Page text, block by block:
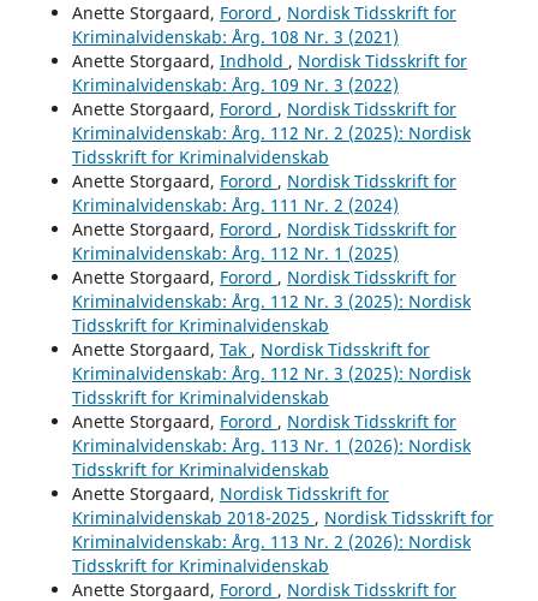
Anette Storgaard, Forord , Nordisk Tidsskrift for
Kriminalvidenskab: Årg. 108 Nr. 3 (2021)
Anette Storgaard, Indhold , Nordisk Tidsskrift for
Kriminalvidenskab: Årg. 109 Nr. 3 (2022)
Anette Storgaard, Forord , Nordisk Tidsskrift for
Kriminalvidenskab: Årg. 112 Nr. 2 (2025): Nordisk
Tidsskrift for Kriminalvidenskab
Anette Storgaard, Forord , Nordisk Tidsskrift for
Kriminalvidenskab: Årg. 111 Nr. 2 (2024)
Anette Storgaard, Forord , Nordisk Tidsskrift for
Kriminalvidenskab: Årg. 112 Nr. 1 (2025)
Anette Storgaard, Forord , Nordisk Tidsskrift for
Kriminalvidenskab: Årg. 112 Nr. 3 (2025): Nordisk
Tidsskrift for Kriminalvidenskab
Anette Storgaard, Tak , Nordisk Tidsskrift for
Kriminalvidenskab: Årg. 112 Nr. 3 (2025): Nordisk
Tidsskrift for Kriminalvidenskab
Anette Storgaard, Forord , Nordisk Tidsskrift for
Kriminalvidenskab: Årg. 113 Nr. 1 (2026): Nordisk
Tidsskrift for Kriminalvidenskab
Anette Storgaard, Nordisk Tidsskrift for
Kriminalvidenskab 2018-2025 , Nordisk Tidsskrift for
Kriminalvidenskab: Årg. 113 Nr. 2 (2026): Nordisk
Tidsskrift for Kriminalvidenskab
Anette Storgaard, Forord , Nordisk Tidsskrift for